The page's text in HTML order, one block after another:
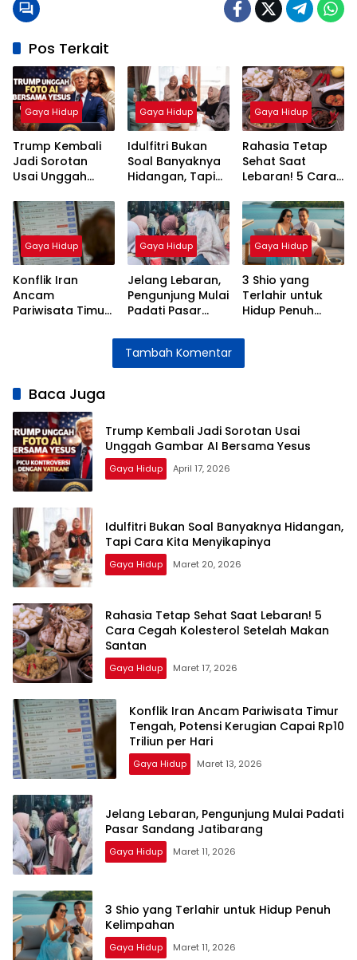
Pos Terkait
Gaya Hidup
Trump Kembali
Jadi Sorotan
Usai Unggah
Bersama Yesus
Gaya Hidup
Idulfitri Bukan
Soal Banyaknya
Hidangan, Tapi
Menyikapinya
Gaya Hidup
Rahasia Tetap
Sehat Saat
Lebaran! 5 Cara
Setelah Makan
Santan
Gaya Hidup
Konflik Iran
Ancam
Pariwisata Timur
Gaya Hidup
Jelang Lebaran,
Pengunjung Mulai
Padati Pasar
Jatibarang
Gaya Hidup
3 Shio yang
Terlahir untuk
Hidup Penuh
Tambah Komentar
Baca Juga
Trump Kembali Jadi Sorotan Usai
Unggah Gambar AI Bersama Yesus
Gaya Hidup April 17, 2026
Idulfitri Bukan Soal Banyaknya Hidangan,
Tapi Cara Kita Menyikapinya
Gaya Hidup Maret 20, 2026
Rahasia Tetap Sehat Saat Lebaran! 5
Cara Cegah Kolesterol Setelah Makan
Santan
Gaya Hidup Maret 17, 2026
Konflik Iran Ancam Pariwisata Timur
Tengah, Potensi Kerugian Capai Rp10
Triliun per Hari
Gaya Hidup Maret 13, 2026
Jelang Lebaran, Pengunjung Mulai Padati
Pasar Sandang Jatibarang
Gaya Hidup Maret 11, 2026
3 Shio yang Terlahir untuk Hidup Penuh
Kelimpahan
Gaya Hidup Maret 11, 2026